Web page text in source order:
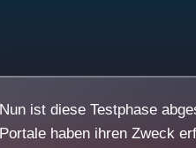
Nun ist diese Testphase
Portale haben ihren Zweck